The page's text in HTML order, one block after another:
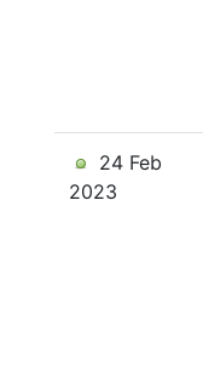
24 Feb
2023